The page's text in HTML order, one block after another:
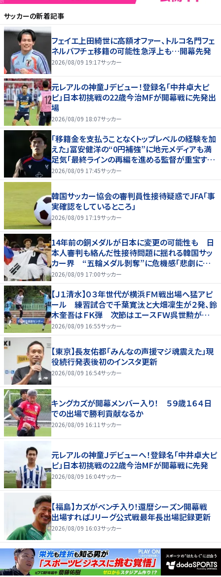
サッカーの新着記事
フェイエ上田綺世に高額オファー、トルコ名門フェ
ネルバフチェ移籍の可能性急浮上も…開幕先発
2026/08/09 19:17サッカー
元レアルの神童Ｊデビュー！登録名「中井卓大ピ
ピ」日本初挑戦の22歳今治MFが開幕戦に先発出
場
2026/08/09 18:07サッカー
「移籍金を支払うことなくトップレベルの経験を加
えた」冨安健洋の“0円補強”に地元メディアも満
足気「最終ラインの再編を進める監督が重宝する
柔軟性を備えている」
2026/08/09 17:45サッカー
韓国サッカー協会の審判員性接待疑惑でJFA「事
実確認をしているところ」
2026/08/09 17:19サッカー
14年前の銅メダルが日本に変更の可能性も 日
本人審判も絡んだ性接待問題に揺れる韓国サッ
カー界 “五輪メダル剝奪”に危機感「悲劇に見
舞われる」
2026/08/09 17:00サッカー
【Ｊ１清水】０３年世代が横浜ＦＭ戦出場へ猛アピ
ール 練習試合で千葉寛汰と大畑凜生が２発、鈴
木奎吾はＦＫ弾 次節はエースＦＷ呉世勲が出
場停止
2026/08/09 16:55サッカー
【東京】長友佑都「みんなの声援マジ魂震えた」現
役続行発表後初のインスタ更新
2026/08/09 16:54サッカー
キングカズが開幕メンバー入り！ ５９歳１６４日
での出場で勝利貢献なるか
2026/08/09 16:11サッカー
元レアルの神童Ｊデビューへ！登録名「中井卓大ピ
ピ」日本初挑戦の22歳今治MFが開幕戦に先発
2026/08/09 16:04サッカー
【福島】カズがベンチ入り！還暦シーズン開幕戦
出場すればＪリーグ公式戦最年長出場記録更新
2026/08/09 16:03サッカー